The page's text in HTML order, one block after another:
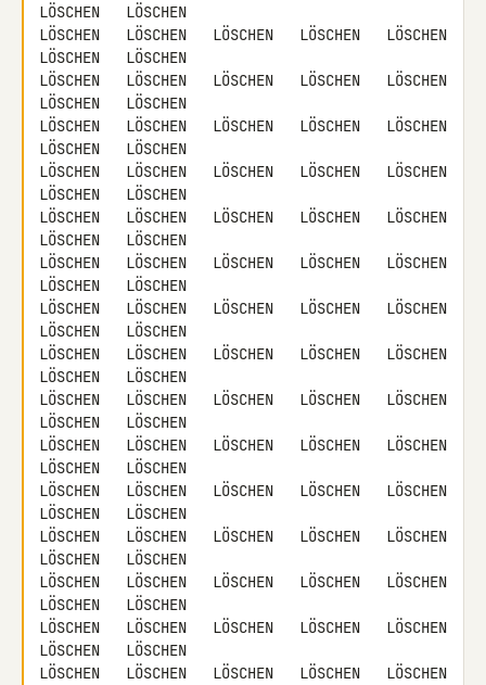
LÖSCHEN   LÖSCHEN
LÖSCHEN   LÖSCHEN   LÖSCHEN   LÖSCHEN   LÖSCHEN
LÖSCHEN   LÖSCHEN
LÖSCHEN   LÖSCHEN   LÖSCHEN   LÖSCHEN   LÖSCHEN
LÖSCHEN   LÖSCHEN
LÖSCHEN   LÖSCHEN   LÖSCHEN   LÖSCHEN   LÖSCHEN
LÖSCHEN   LÖSCHEN
LÖSCHEN   LÖSCHEN   LÖSCHEN   LÖSCHEN   LÖSCHEN
LÖSCHEN   LÖSCHEN
LÖSCHEN   LÖSCHEN   LÖSCHEN   LÖSCHEN   LÖSCHEN
LÖSCHEN   LÖSCHEN
LÖSCHEN   LÖSCHEN   LÖSCHEN   LÖSCHEN   LÖSCHEN
LÖSCHEN   LÖSCHEN
LÖSCHEN   LÖSCHEN   LÖSCHEN   LÖSCHEN   LÖSCHEN
LÖSCHEN   LÖSCHEN
LÖSCHEN   LÖSCHEN   LÖSCHEN   LÖSCHEN   LÖSCHEN
LÖSCHEN   LÖSCHEN
LÖSCHEN   LÖSCHEN   LÖSCHEN   LÖSCHEN   LÖSCHEN
LÖSCHEN   LÖSCHEN
LÖSCHEN   LÖSCHEN   LÖSCHEN   LÖSCHEN   LÖSCHEN
LÖSCHEN   LÖSCHEN
LÖSCHEN   LÖSCHEN   LÖSCHEN   LÖSCHEN   LÖSCHEN
LÖSCHEN   LÖSCHEN
LÖSCHEN   LÖSCHEN   LÖSCHEN   LÖSCHEN   LÖSCHEN
LÖSCHEN   LÖSCHEN
LÖSCHEN   LÖSCHEN   LÖSCHEN   LÖSCHEN   LÖSCHEN
LÖSCHEN   LÖSCHEN
LÖSCHEN   LÖSCHEN   LÖSCHEN   LÖSCHEN   LÖSCHEN
LÖSCHEN   LÖSCHEN
LÖSCHEN   LÖSCHEN   LÖSCHEN   LÖSCHEN   LÖSCHEN